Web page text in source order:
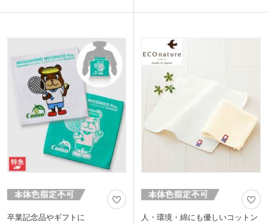
かさばりにくい中厚タイプの表面は印刷
水性のあるコットン素材を使用していま
す。表示価格は印刷代込みの格安価格！
フルカラーのデザインも1色のデザイン
も同価格でご案内。1枚からご注文いた
だけます。
す。日本製で綿100%の生地なので、肌
を名入れすれば販促効果が長続き!生活
に馴染むサイズ感のオリジナルデザイン
タオルが製作できます。インパクトのあ
る大きめな名入れデザインがおすすめで
卒業記念品やギフトに 人・環境・綿にも優しいコットン